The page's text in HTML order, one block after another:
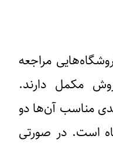
مراجعه
مکمل دارند.
مناسب آن‌ها دو‌
است. در صورتی